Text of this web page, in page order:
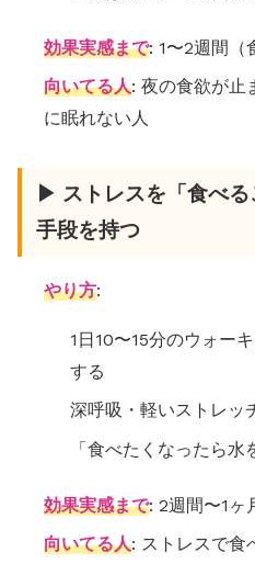
効果実感まで: 1〜2週間（
向いてる人: 夜の食欲が止
に眠れない人
▶ ストレスを「食べ
手段を持つ
やり方:
1日10〜15分のウォー
する
深呼吸・軽いストレッ
「食べたくなったら
効果実感まで: 2週間〜1ヶ
向いてる人: ストレスで食